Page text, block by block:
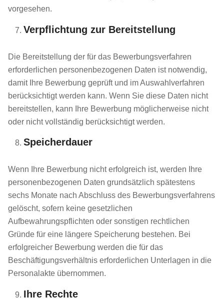
vorgesehen.
Verpflichtung zur Bereitstellung
Die Bereitstellung der für das Bewerbungsverfahren
erforderlichen personenbezogenen Daten ist notwendig,
damit Ihre Bewerbung geprüft und im Auswahlverfahren
berücksichtigt werden kann. Wenn Sie diese Daten nicht
bereitstellen, kann Ihre Bewerbung möglicherweise nicht
oder nicht vollständig berücksichtigt werden.
Speicherdauer
Wenn Ihre Bewerbung nicht erfolgreich ist, werden Ihre
personenbezogenen Daten grundsätzlich spätestens
sechs Monate nach Abschluss des Bewerbungsverfahrens
gelöscht, sofern keine gesetzlichen
Aufbewahrungspflichten oder sonstigen rechtlichen
Gründe für eine längere Speicherung bestehen. Bei
erfolgreicher Bewerbung werden die für das
Beschäftigungsverhältnis erforderlichen Unterlagen in die
Personalakte übernommen.
Ihre Rechte